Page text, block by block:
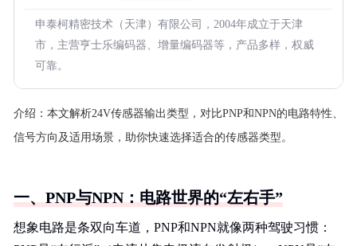
申泰柯精密技术（天津）有限公司，2004年成立于天津
市，主营亨士乐编码器、增量编码器等，产品多样，权威
可靠。
介绍： 本文解析24V传感器输出类型，对比PNP和NPN的电路特性、
信号方向及适用场景，助你快速选择适合的传感器类型。
一、PNP与NPN：电路世界的“左右手”
想象电路是条双向车道，PNP和NPN就像两种驾驶习惯：